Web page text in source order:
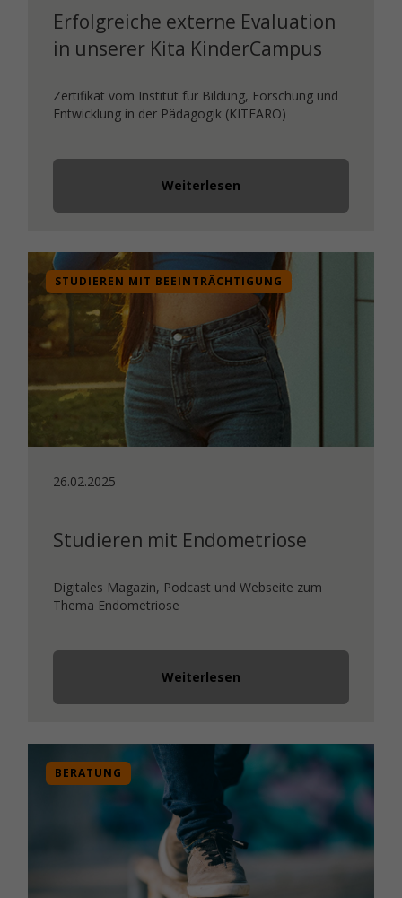
Erfolgreiche externe Evaluation
in unserer Kita KinderCampus
Zertifikat vom Institut für Bildung, Forschung und
Entwicklung in der Pädagogik (KITEARO)
Weiterlesen
STUDIEREN MIT BEEINTRÄCHTIGUNG
26.02.2025
Studieren mit Endometriose
Digitales Magazin, Podcast und Webseite zum
Thema Endometriose
Weiterlesen
BERATUNG